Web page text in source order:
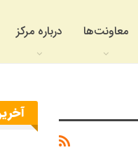
معاونت‌ها درباره مرکز